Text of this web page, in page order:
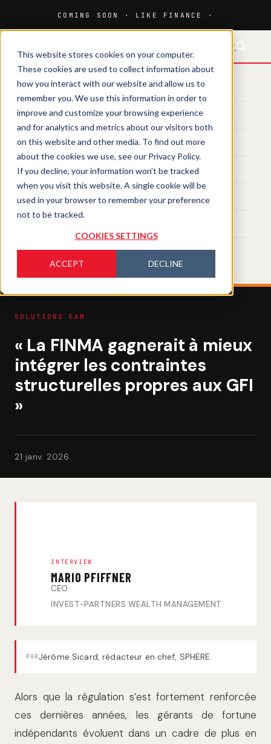
This website stores cookies on your computer.
These cookies are used to collect information about
how you interact with our website and allow us to
remember you. We use this information in order to
improve and customize your browsing experience
and for analytics and metrics about our visitors both
on this website and other media. To find out more
about the cookies we use, see our Privacy Policy.
If you decline, your information won’t be tracked
when you visit this website. A single cookie will be
used in your browser to remember your preference
not to be tracked.
COOKIES SETTINGS
ACCEPT DECLINE
HOME
MEDIA
MAGAZINE
EVENTS
TRAINING
SOLUTIONS EAM
« La FINMA gagnerait à mieux
intégrer les contraintes
structurelles propres aux GFI
»
21 janv. 2026
INTERVIEW
MARIO PFIFFNER
CEO
INVEST-PARTNERS WEALTH MANAGEMENT
PARJérôme Sicard, rédacteur en chef, SPHERE
Alors que la régulation s’est fortement renforcée
ces dernières années, les gérants de fortune
indépendants évoluent dans un cadre de plus en